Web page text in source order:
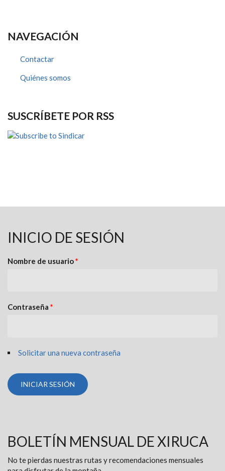
NAVEGACIÓN
Contactar
Quiénes somos
SUSCRÍBETE POR RSS
INICIO DE SESIÓN
Nombre de usuario*
Contraseña *
Solicitar una nueva contraseña
BOLETÍN MENSUAL DE XIRUCA
No te pierdas nuestras rutas y recomendaciones mensuales